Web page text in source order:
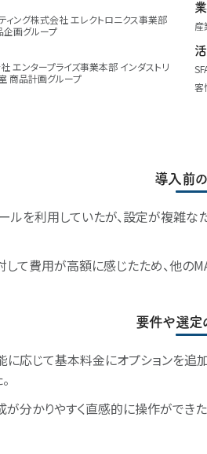
ィング株式会社 エレクトロニクス事業部
企画グループ
エンタープライズ事業本部 インダストリ
商品計画グループ
産
客
導入前
ルを利用していたが、設定が複雑な
て費用が高額に感じたため、他の
要件や選定
応じて基本料金にオプションを追
分かりやすく直感的に操作ができた